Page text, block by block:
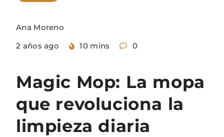
Ana Moreno
2 años ago
10 mins 0
Magic Mop: La mopa
que revoluciona la
limpieza diaria